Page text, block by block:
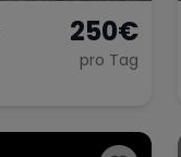
250€
pro Tag